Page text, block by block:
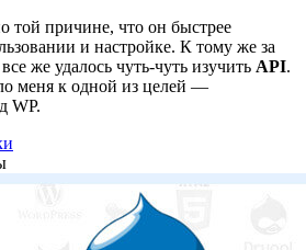
той причине, что он быстрее
и настройке. К тому же за
же удалось чуть-чуть изучить API.
меня к одной из целей —
WP.